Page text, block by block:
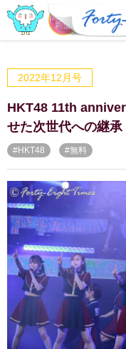
ログイ
2022年12月号
HKT48 11th
せた次世代への継承
#HKT48 #無料